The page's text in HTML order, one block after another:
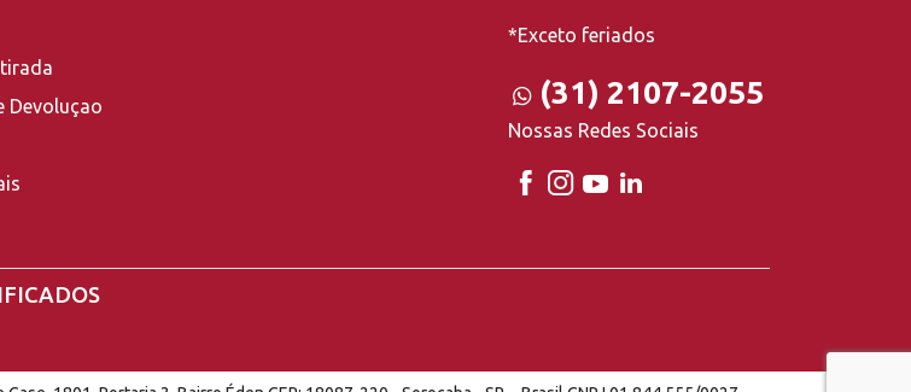
Devoluçao
*Exceto feriados
(31) 2107-2055
Nossas Redes Sociais